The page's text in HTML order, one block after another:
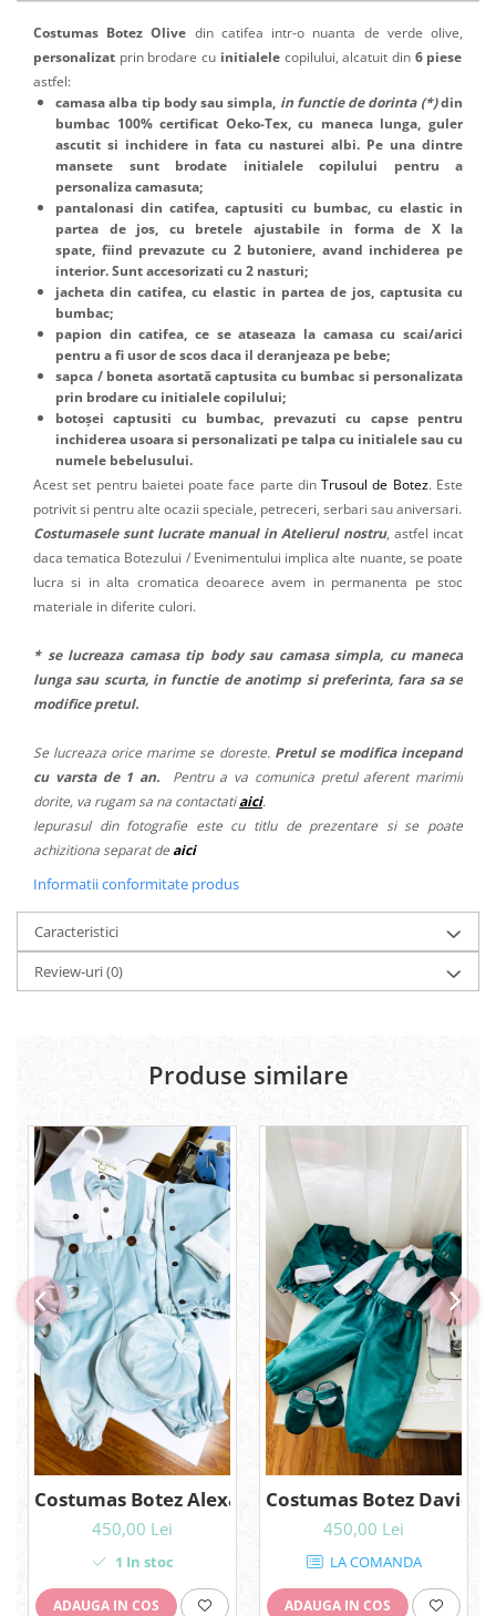
Costumas Botez Olive din catifea intr-o nuanta de verde olive,
personalizat prin brodare cu initialele copilului, alcatuit din6 piese
astfel:
camasa alba tip body sau simpla, in functie de dorinta (*)din
bumbac 100% certificat Oeko-Tex, cu maneca lunga, guler
ascutit si inchidere in fata cu nasturei albi. Pe una dintre
mansete sunt brodate initialele copilului pentru a
personaliza camasuta;
pantalonasi din catifea, captusiti cu bumbac, cu elastic in
partea de jos, cu bretele ajustabile in forma de X la
spate, fiind prevazute cu 2 butoniere, avand inchiderea pe
interior. Sunt accesorizati cu 2 nasturi;
jacheta din catifea, cu elastic in partea de jos, captusita cu
bumbac;
papion din catifea, ce se ataseaza la camasa cu scai/arici
pentru a fi usor de scos daca il deranjeaza pe bebe;
sapca / boneta asortată captusita cu bumbac si personalizata
prin brodare cu initialele copilului;
botoșei captusiti cu bumbac, prevazuti cu capse pentru
inchiderea usoara si personalizati pe talpa cu initialele sau cu
numele bebelusului.
Acest set pentru baietei poate face parte dinTrusoul de Botez. Este
potrivit si pentru alte ocazii speciale, petreceri, serbari sau aniversari.
Costumasele sunt lucrate manual in Atelierul nostru, astfel incat
daca tematica Botezului / Evenimentului implica alte nuante, se poate
lucra si in alta cromatica deoarece avem in permanenta pe stoc
materiale in diferite culori.
* se lucreaza camasa tip body sau camasa simpla, cu maneca
lunga sau scurta, in functie de anotimp si preferinta, fara sa se
modifice pretul.
Se lucreaza orice marime se doreste. Pretul se modifica incepand
cu varsta de 1 an.
Pentru a va comunica pretul aferent marimii
dorite, va rugam sa na contactatiaici.
Iepurasul din fotografie este cu titlu de prezentare si se poate
achizitiona separat de aici
Informatii conformitate produs
Caracteristici
Review-uri(0)
Produse similare
Costumas Botez Alexander din catifea bleu
450,00 Lei
1 In stoc
ADAUGA IN COS
Costumas Botez David
450,00 Lei
LA COMANDA
ADAUGA IN COS